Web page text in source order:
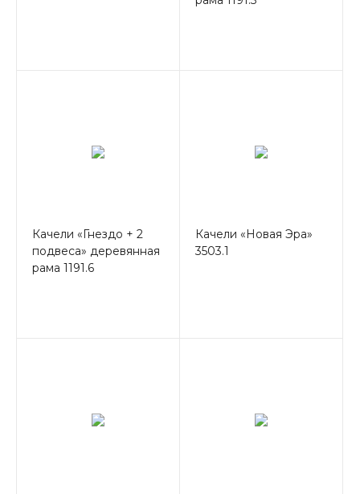
Качели «Гнездо + 2
подвеса» деревянная
рама 1191.6
Качели «Новая Эра»
3503.1